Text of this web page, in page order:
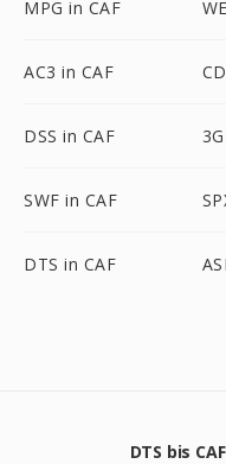
MPG in CAF
AC3 in CAF
DSS in CAF
SWF in CAF
DTS in CAF
DTS bis